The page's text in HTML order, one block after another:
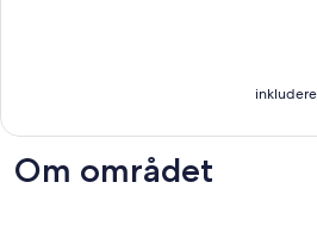
Om området